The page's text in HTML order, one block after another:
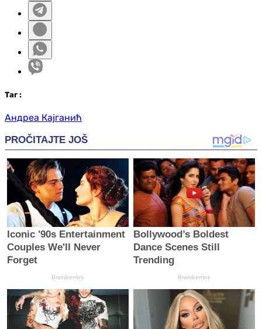
Таг :
Андреа Кајганић